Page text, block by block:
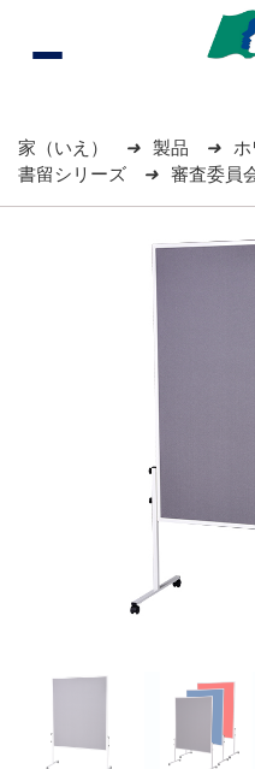
家（いえ） 製品
書留シリーズ
審査委員